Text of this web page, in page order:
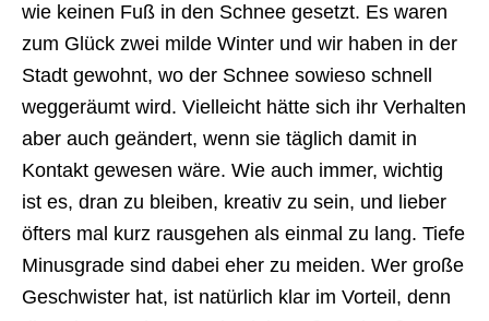
wie keinen Fuß in den Schnee gesetzt. Es waren
zum Glück zwei milde Winter und wir haben in der
Stadt gewohnt, wo der Schnee sowieso schnell
weggeräumt wird. Vielleicht hätte sich ihr Verhalten
aber auch geändert, wenn sie täglich damit in
Kontakt gewesen wäre. Wie auch immer, wichtig
ist es, dran zu bleiben, kreativ zu sein, und lieber
öfters mal kurz rausgehen als einmal zu lang. Tiefe
Minusgrade sind dabei eher zu meiden. Wer große
Geschwister hat, ist natürlich klar im Vorteil, denn